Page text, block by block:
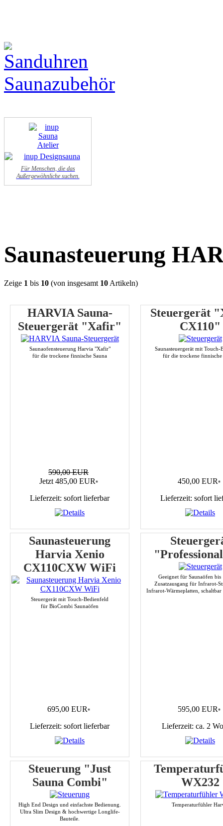
Für Menschen, die das
Außergewöhnliche suchen.
Saunasteuerung
Zeige 1 bis 10 (von insgesamt 10 Artikeln)
HARVIA Sauna-
Steuergerät "Xafir"
Saunaofensteuerung Harvia "Xafir"
für die trockene finnische Sauna
590,00 EUR
Jetzt 485,00 EUR*
Lieferzeit: sofort lieferbar
Steuergerät
CX110"
Saunasteuergerät mit Touch-
für die trockene finnische
450,00 EUR*
Lieferzeit: sofort
Saunasteuerung
Harvia Xenio
CX110CXW WiFi
Steuergerät mit Touch-Bedienfeld
für BioCombi Saunaöfen
695,00 EUR*
Lieferzeit: sofort lieferbar
Geeignet für Saunaöfen bis
Zusatzausgang für Infrarot-
Infrarot-Wärmeplatten,
595,00 EUR*
Lieferzeit: ca. 2
Steuerung "Just
Sauna Combi"
High End Design und einfachste Bedienung.
Ultra Slim Design & hochwertige Longlife-
Bauteile.
WX232
Temperaturfühler